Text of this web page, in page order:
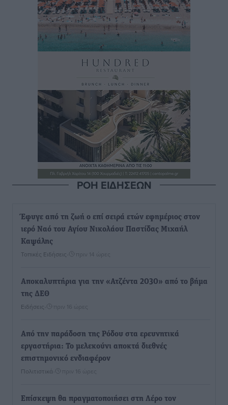
ΡΟΗ ΕΙΔΗΣΕΩΝ
Έφυγε από τη ζωή ο επί σειρά ετών εφημέριος στον
ιερό Ναό του Αγίου Νικολάου Παστίδας Μιχαήλ
Καψάλης
Τοπικές Ειδήσεις πριν 14 ώρες
Αποκαλυπτήρια για την «Ατζέντα 2030» από το βήμα
της ΔΕΘ
Ειδήσεις πριν 16 ώρες
Από την παράδοση της Ρόδου στα ερευνητικά
εργαστήρια: Το μελεκούνι αποκτά διεθνές
επιστημονικό ενδιαφέρον
Πολιτιστικά πριν 16 ώρες
Επίσκεψη θα πραγματοποιήσει στη Λέρο τον